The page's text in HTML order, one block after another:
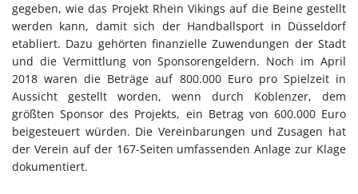
gegeben, wie das Projekt Rhein Vikings auf die Beine gestellt
werden kann, damit sich der Handballsport in Düsseldorf
etabliert. Dazu gehörten finanzielle Zuwendungen der Stadt
und die Vermittlung von Sponsorengeldern. Noch im April
2018 waren die Beträge auf 800.000 Euro pro Spielzeit in
Aussicht gestellt worden, wenn durch Koblenzer, dem
größten Sponsor des Projekts, ein Betrag von 600.000 Euro
beigesteuert würden. Die Vereinbarungen und Zusagen hat
der Verein auf der 167-Seiten umfassenden Anlage zur Klage
dokumentiert.